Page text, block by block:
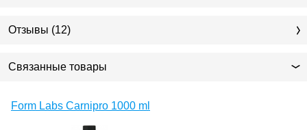
Отзывы (12)
Связанные товары
Form Labs Carnipro 1000 ml